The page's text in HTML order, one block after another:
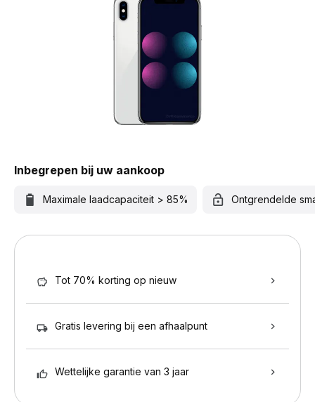
Inbegrepen bij uw aankoop
Maximale laadcapaciteit > 85% Ontgrendelde
Tot 70% korting op nieuw
Gratis levering bij een afhaalpunt
Wettelijke garantie van 3 jaar